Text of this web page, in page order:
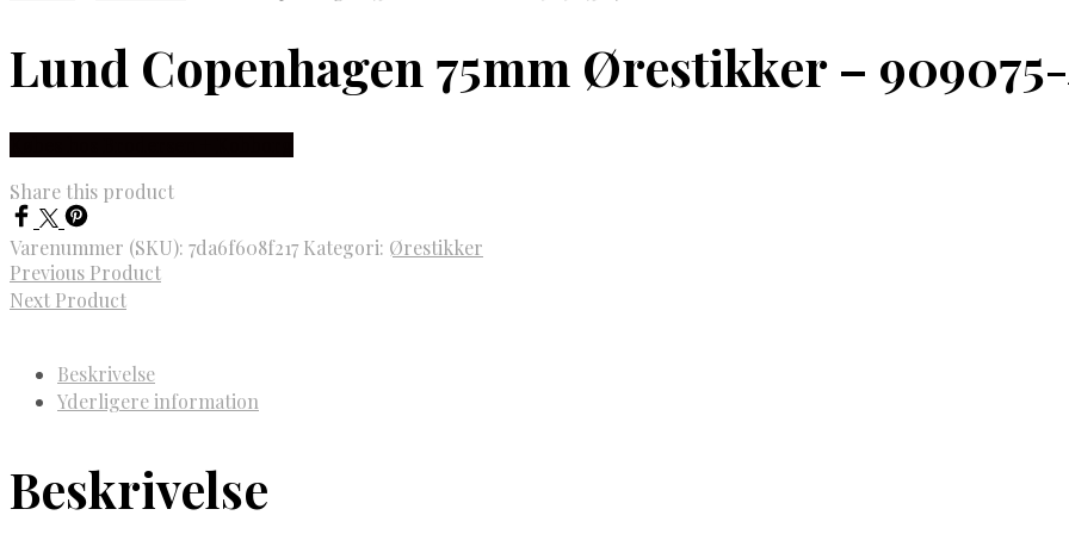
Lund Copenhagen 75mm Ørestikker –
Share this product
Varenummer (SKU): 7da6f608f217 Kategori: Ørestikker
Previous Product
Next Product
Beskrivelse
Yderligere information
Beskrivelse